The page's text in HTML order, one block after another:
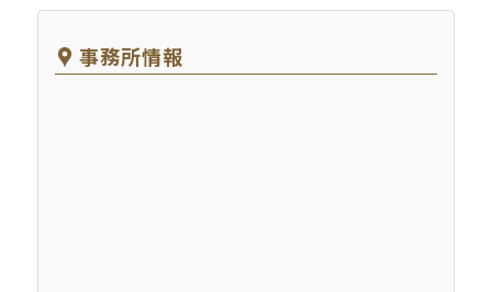
事務所情報